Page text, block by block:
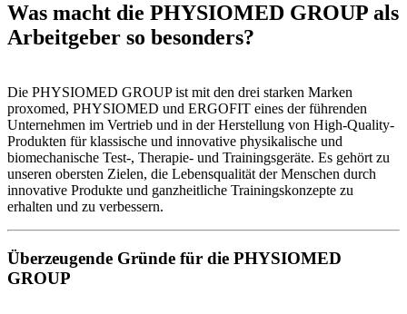
Was macht die PHYSIOMED GROUP als
Arbeitgeber so besonders?
Die PHYSIOMED GROUP ist mit den drei starken Marken
proxomed, PHYSIOMED und ERGOFIT eines der führenden
Unternehmen im Vertrieb und in der Herstellung von High-Quality-
Produkten für klassische und innovative physikalische und
biomechanische Test-, Therapie- und Trainingsgeräte. Es gehört zu
unseren obersten Zielen, die Lebensqualität der Menschen durch
innovative Produkte und ganzheitliche Trainingskonzepte zu
erhalten und zu verbessern.
Überzeugende Gründe für die PHYSIOMED
GROUP